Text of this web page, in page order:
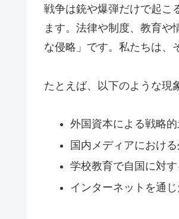
戦争は銃や爆弾だけで起こ
ます。法律や制度、教育
な侵略」です。私たちは、
たとえば、以下のような現
外国資本による戦略
国内メディアにおけ
学校教育で自国に対
インターネットを通